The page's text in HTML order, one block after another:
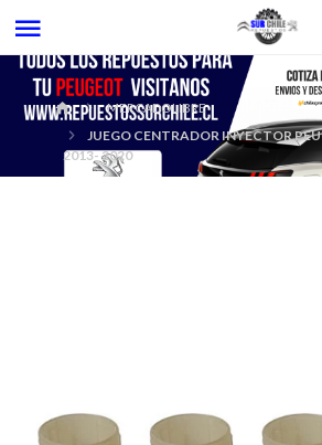
MERCADOLIBRE
JUEGO CENTRADOR INYECTOR
2013- 2020